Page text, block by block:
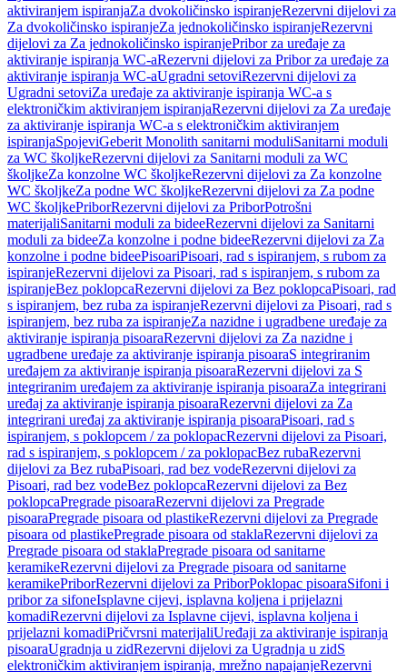
aktiviranjem ispiranjaZa dvokoličinsko ispiranjeRezervni dijelovi za
Za dvokoličinsko ispiranjeZa jednokoličinsko ispiranjeRezervni
dijelovi za Za jednokoličinsko ispiranjePribor za uređaje za
aktiviranje ispiranja WC-aRezervni dijelovi za Pribor za uređaje za
aktiviranje ispiranja WC-aUgradni setoviRezervni dijelovi za
Ugradni setoviZa uređaje za aktiviranje ispiranja WC-a s
elektroničkim aktiviranjem ispiranjaRezervni dijelovi za Za uređaje
za aktiviranje ispiranja WC-a s elektroničkim aktiviranjem
ispiranjaSpojeviGeberit Monolith sanitarni moduliSanitarni moduli
za WC školjkeRezervni dijelovi za Sanitarni moduli za WC
školjkeZa konzolne WC školjkeRezervni dijelovi za Za konzolne
WC školjkeZa podne WC školjkeRezervni dijelovi za Za podne
WC školjkePriborRezervni dijelovi za PriborPotrošni
materijaliSanitarni moduli za bideeRezervni dijelovi za Sanitarni
moduli za bideeZa konzolne i podne bideeRezervni dijelovi za Za
konzolne i podne bideePisoariPisoari, rad s ispiranjem, s rubom za
ispiranjeRezervni dijelovi za Pisoari, rad s ispiranjem, s rubom za
ispiranjeBez poklopcaRezervni dijelovi za Bez poklopcaPisoari, rad
s ispiranjem, bez ruba za ispiranjeRezervni dijelovi za Pisoari, rad s
ispiranjem, bez ruba za ispiranjeZa nazidne i ugradbene uređaje za
aktiviranje ispiranja pisoaraRezervni dijelovi za Za nazidne i
ugradbene uređaje za aktiviranje ispiranja pisoaraS integriranim
uređajem za aktiviranje ispiranja pisoaraRezervni dijelovi za S
integriranim uređajem za aktiviranje ispiranja pisoaraZa integrirani
uređaj za aktiviranje ispiranja pisoaraRezervni dijelovi za Za
integrirani uređaj za aktiviranje ispiranja pisoaraPisoari, rad s
ispiranjem, s poklopcem / za poklopacRezervni dijelovi za Pisoari,
rad s ispiranjem, s poklopcem / za poklopacBez rubaRezervni
dijelovi za Bez rubaPisoari, rad bez vodeRezervni dijelovi za
Pisoari, rad bez vodeBez poklopcaRezervni dijelovi za Bez
poklopcaPregrade pisoaraRezervni dijelovi za Pregrade
pisoaraPregrade pisoara od plastikeRezervni dijelovi za Pregrade
pisoara od plastikePregrade pisoara od staklaRezervni dijelovi za
Pregrade pisoara od staklaPregrade pisoara od sanitarne
keramikeRezervni dijelovi za Pregrade pisoara od sanitarne
keramikePriborRezervni dijelovi za PriborPoklopac pisoaraSifoni i
pribor za sifoneIsplavne cijevi, isplavna koljena i prijelazni
komadiRezervni dijelovi za Isplavne cijevi, isplavna koljena i
prijelazni komadiPričvrsni materijaliUređaji za aktiviranje ispiranja
pisoaraUgradnja u zidRezervni dijelovi za Ugradnja u zidS
elektroničkim aktiviranjem ispiranja, mrežno napajanjeRezervni